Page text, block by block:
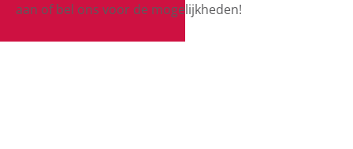
aan of bel ons voor de mogelijkheden!